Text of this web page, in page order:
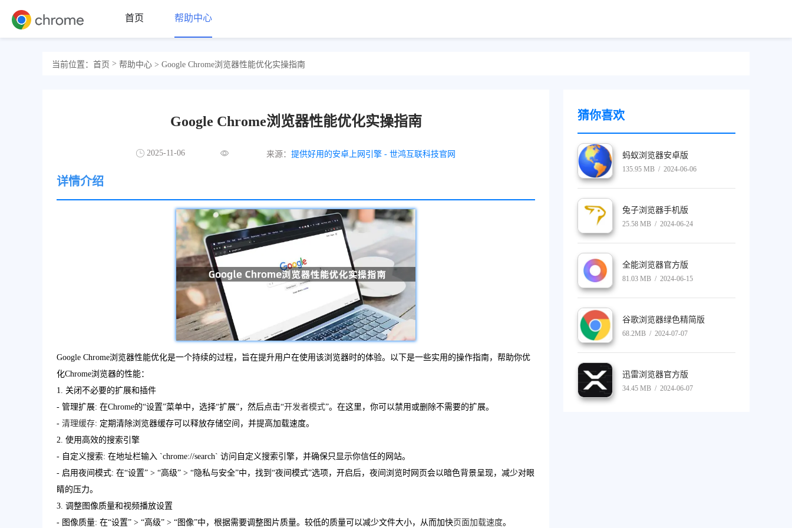
首页 帮助中心
当前位置： 首页 > 帮助中心 > Google Chrome浏览器性能优化实操指南
Google Chrome浏览器性能优化实操指南
2025-11-06 来源： 提供好用的安卓上网引擎 - 世鸿互联科技官网
详情介绍
Google Chrome浏览器性能优化是一个持续的过程，旨在提升用户在使用该浏览器时的体验。以下是一些实用的操作指南，帮助你优
化Chrome浏览器的性能：
1. 关闭不必要的扩展和插件
- 管理扩展: 在Chrome的“设置”菜单中，选择“扩展”，然后点击“开发者模式”。在这里，你可以禁用或删除不需要的扩展。
- 清理缓存: 定期清除浏览器缓存可以释放存储空间，并提高加载速度。
2. 使用高效的搜索引擎
- 自定义搜索: 在地址栏输入 `chrome://search` 访问自定义搜索引擎，并确保只显示你信任的网站。
- 启用夜间模式: 在“设置” > “高级” > “隐私与安全”中，找到“夜间模式”选项，开启后，夜间浏览时网页会以暗色背景呈现，减少对眼
睛的压力。
3. 调整图像质量和视频播放设置
- 图像质量: 在“设置” > “高级” > “图像”中，根据需要调整图片质量。较低的质量可以减少文件大小，从而加快页面加载速度。
猜你喜欢
蚂蚁浏览器安卓版
135.95 MB / 2024-06-06
兔子浏览器手机版
25.58 MB / 2024-06-24
全能浏览器官方版
81.03 MB / 2024-06-15
谷歌浏览器绿色精简版
68.2MB / 2024-07-07
迅雷浏览器官方版
34.45 MB / 2024-06-07